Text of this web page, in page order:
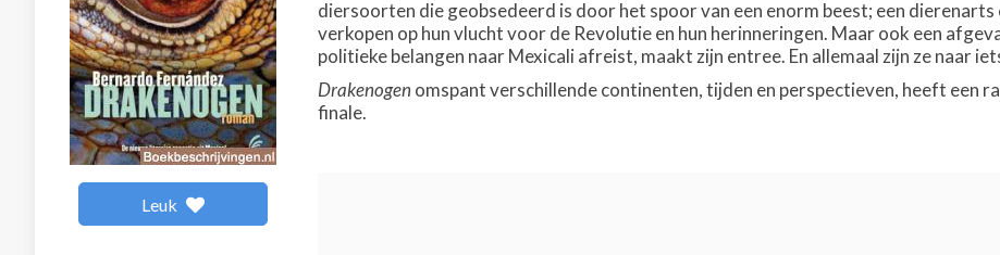
Leuk
diersoorten die geobsedeerd is door het spoor van een enorm beest; een
verkopen op hun vlucht voor de Revolutie en hun herinneringen. Maar ook een
politieke belangen naar Mexicali afreist, maakt zijn entree. En allemaal zijn ze naar
Drakenogen omspant verschillende continenten, tijden en perspectieven, heeft een
finale.